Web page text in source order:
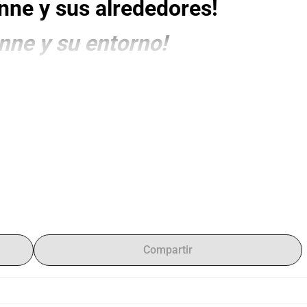
y sus alrededores!
y su entorno!
un rico patrimonio y está rodeado de varias áreas
proyectos maravillosos, como el mercado de
orgulloso!
Pequeño, encantador y un poco sureño. Kanne es un
Compartir